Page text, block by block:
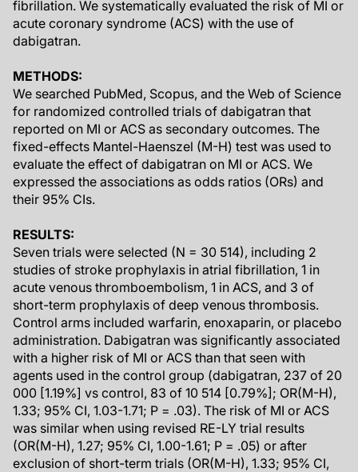
fibrillation. We systematically evaluated the risk of MI or
acute coronary syndrome (ACS) with the use of
dabigatran.
METHODS:
We searched PubMed, Scopus, and the Web of Science
for randomized controlled trials of dabigatran that
reported on MI or ACS as secondary outcomes. The
fixed-effects Mantel-Haenszel (M-H) test was used to
evaluate the effect of dabigatran on MI or ACS. We
expressed the associations as odds ratios (ORs) and
their 95% CIs.
RESULTS:
Seven trials were selected (N = 30 514), including 2
studies of stroke prophylaxis in atrial fibrillation, 1 in
acute venous thromboembolism, 1 in ACS, and 3 of
short-term prophylaxis of deep venous thrombosis.
Control arms included warfarin, enoxaparin, or placebo
administration. Dabigatran was significantly associated
with a higher risk of MI or ACS than that seen with
agents used in the control group (dabigatran, 237 of 20
000 [1.19%] vs control, 83 of 10 514 [0.79%]; OR(M-H),
1.33; 95% CI, 1.03-1.71; P = .03). The risk of MI or ACS
was similar when using revised RE-LY trial results
(OR(M-H), 1.27; 95% CI, 1.00-1.61; P = .05) or after
exclusion of short-term trials (OR(M-H), 1.33; 95% CI,